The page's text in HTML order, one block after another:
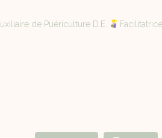
de Puériculture D.E.